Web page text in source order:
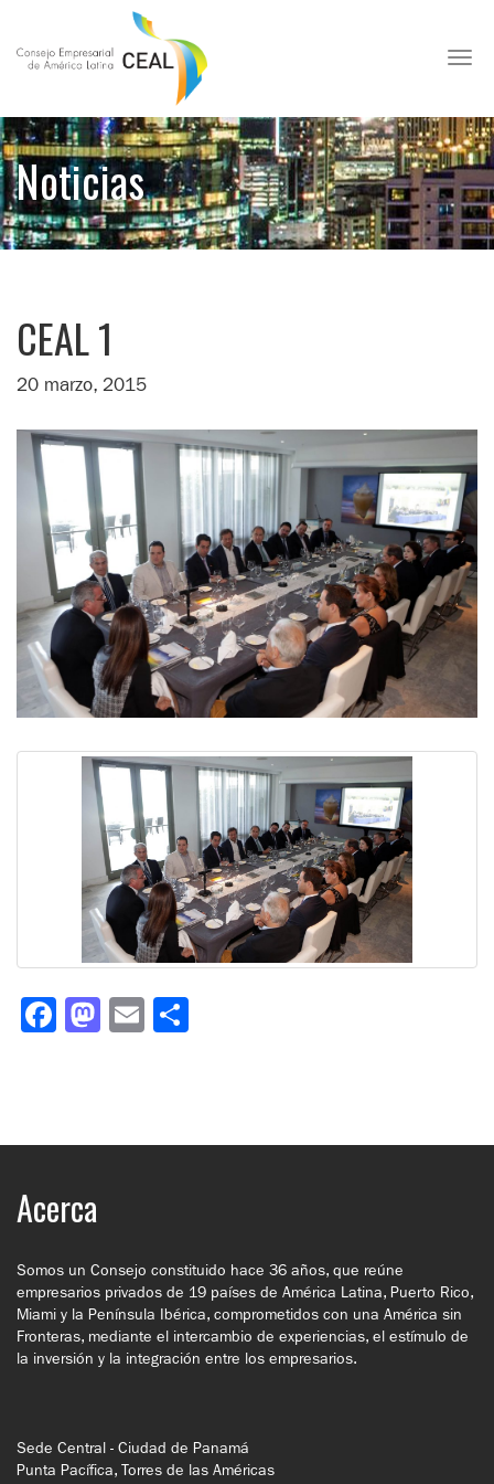
Noticias
CEAL 1
20 marzo, 2015
Facebook
Mastodon
Email
Acerca
Somos un Consejo constituido hace 36 años, que reúne
empresarios privados de 19 países de América Latina, Puerto Rico,
Miami y la Península Ibérica, comprometidos con una América sin
Fronteras, mediante el intercambio de experiencias, el estímulo de
la inversión y la integración entre los empresarios.
Sede Central - Ciudad de Panamá
Punta Pacífica, Torres de las Américas